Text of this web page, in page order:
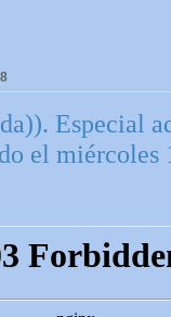
Especial
el miércoles